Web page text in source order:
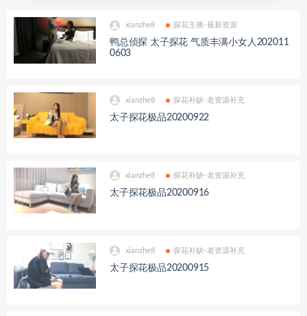
xianzhe8 探花主播-最新资源
鸭总侦探 太子探花 气质丰满小女人202011
0603
xianzhe8 探花补缺-老资源补充
太子探花极品20200922
xianzhe8 探花补缺-老资源补充
太子探花极品20200916
xianzhe8 探花补缺-老资源补充
太子探花极品20200915